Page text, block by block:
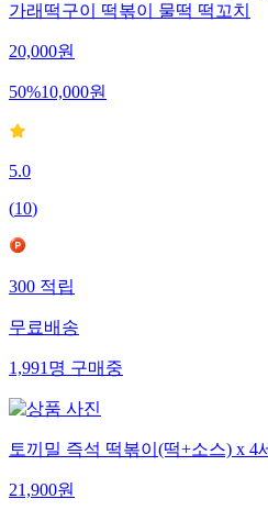
가래떡구이 떡볶이 물떡 떡꼬치
20,000원
50%10,000원
5.0
(10)
300 적립
무료배송
1,991 명 구매중
토끼밀 즉석 떡볶이(떡+소스) x 4
21,900원